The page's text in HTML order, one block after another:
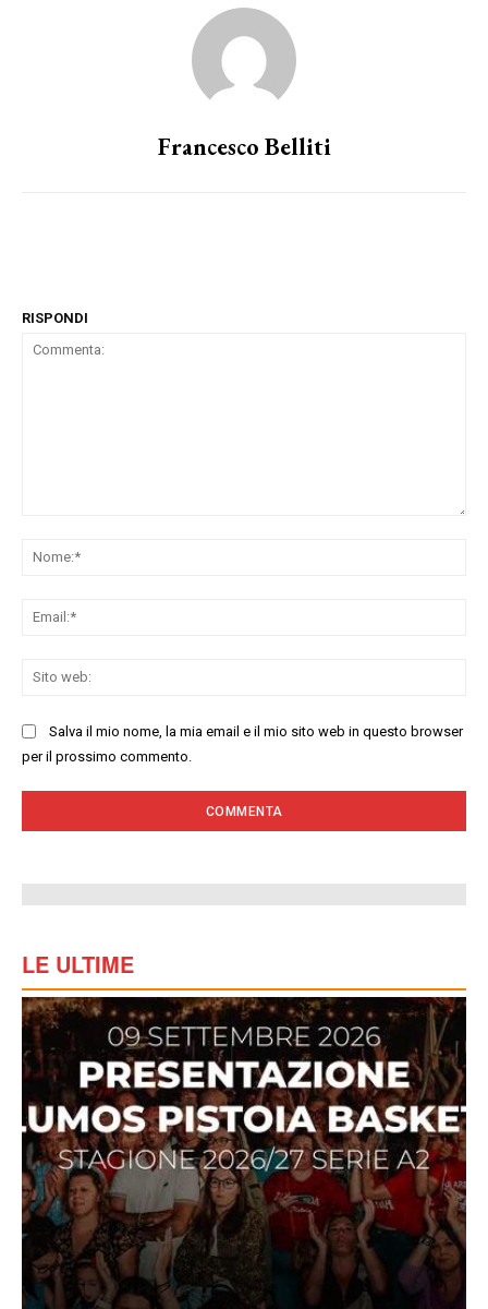
Francesco Belliti
RISPONDI
Salva il mio nome, la mia email e il mio sito web in questo browser
per il prossimo commento.
LE ULTIME